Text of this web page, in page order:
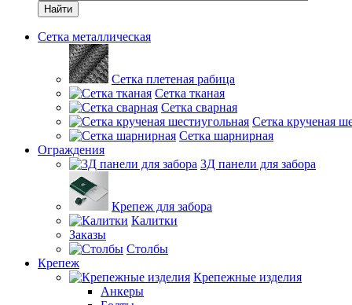
Найти
Сетка металлическая
Сетка плетеная рабица
Сетка тканая
Сетка сварная
Сетка крученая
Сетка шарнирная
Ограждения
3Д панели для забора
Крепеж для забора
Калитки
Заказы
Столбы
Крепеж
Крепежные изделия
Анкеры